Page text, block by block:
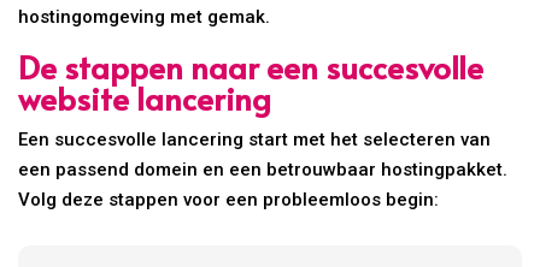
hostingomgeving met gemak.
De stappen naar een succesvolle
website lancering
Een succesvolle lancering start met het selecteren van
een passend domein en een betrouwbaar hostingpakket.
Volg deze stappen voor een probleemloos begin: